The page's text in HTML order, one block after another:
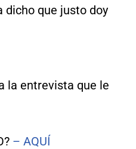
dicho que justo doy
la entrevista que le
– AQUÍ